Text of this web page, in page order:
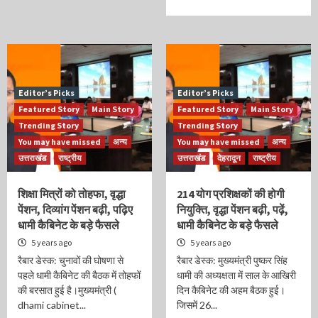
Editor’s Picks
Featured Story
Main Story
Trending Story
You may have missed
अन्य
उत्तराखंड
राष्ट्रीय
शिक्षा मित्रों को तोहफा, वृद्धा
पेंशन, दिव्यांग पेंशन बढ़ी, पढ़िए
धामी कैबिनेट के बड़े फैसले
5 years ago
रैबार डेस्क: चुनावों की घोषणा से
पहले धामी कैबिनेट की बैठक में तोहफों
की बरसात हुई है।मुख्यमंत्री (
dhami cabinet...
Editor’s Picks
Featured Story
Main Story
Trending Story
You may have missed
अन्य
उत्तराखंड
देहरादून राष्ट्रीय
214 योग प्रशिक्षकों की होगी
नियुक्ति, वृद्धा पेंशन बढ़ी, पढ़ें,
धामी कैबिनेट के बड़े फैसले
5 years ago
रैबार डेस्क: मुख्यमंत्री पुष्कर सिंह
धामी की अध्यक्षता में साल के आखिरी
दिन कैबिनेट की अहम बैठक हुई।
जिसमें 26...